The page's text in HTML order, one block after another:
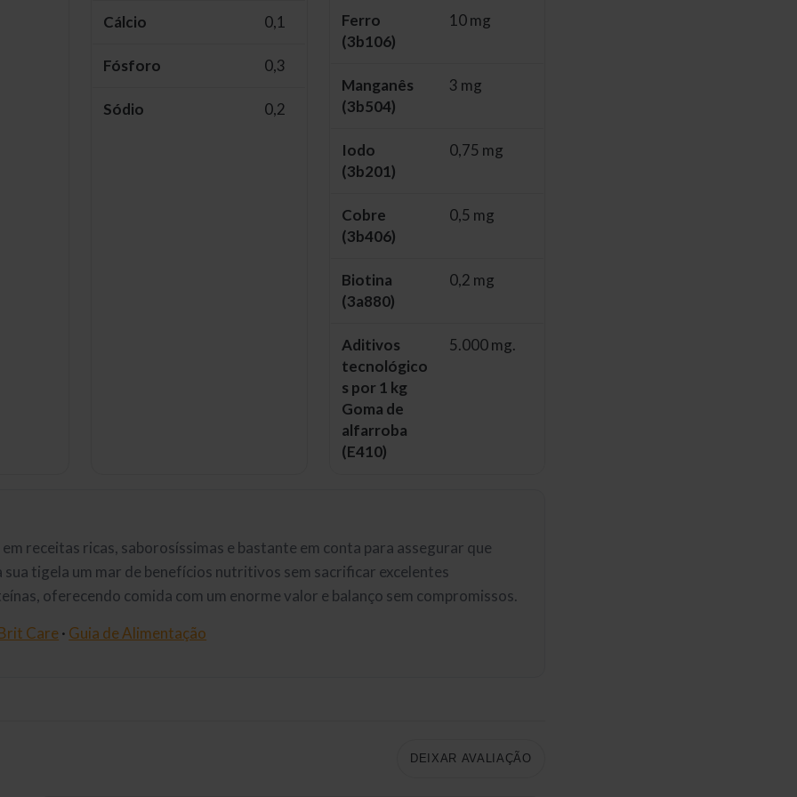
Cálcio 0,1
Fósforo 0,3
Sódio 0,2
Ferro
(3b106)
10 mg
Manganês
(3b504)
3 mg
Iodo
(3b201)
0,75 mg
Cobre
(3b406)
0,5 mg
Biotina
(3a880)
0,2 mg
Aditivos
tecnológico
s por 1 kg
Goma de
alfarroba
(E410)
5.000 mg.
receitas ricas, saborosíssimas e bastante em conta para assegurar que
sua tigela um mar de benefícios nutritivos sem sacrificar excelentes
oferecendo comida com um enorme valor e balanço sem compromissos.
Care· Guia de Alimentação
DEIXAR AVALIAÇÃO